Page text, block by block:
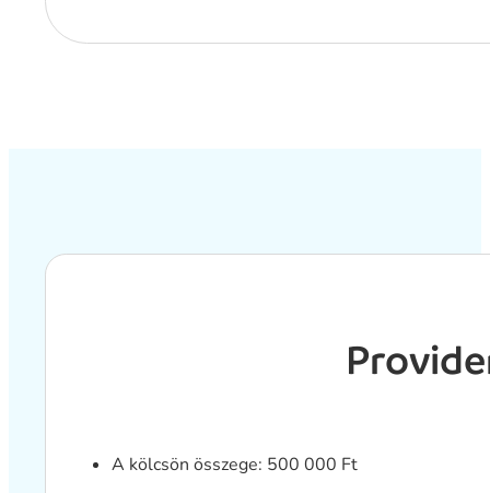
A kölcsön összege: 500 000 Ft